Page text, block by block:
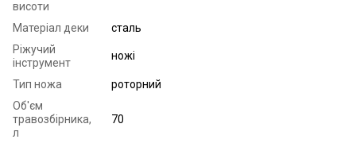
висоти
Матеріал деки
сталь
Ріжучий
інструмент
ножі
Тип ножа
роторний
Об'єм
травозбірника,
л
70